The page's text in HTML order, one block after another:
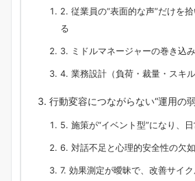
2. 従業員の“表面的な声”だけを
る
3. ミドルマネージャーの巻き込
4. 業務設計（負荷・裁量・スキ
行動変容につながらない“運用の
5. 施策が“イベント型”になり、
6. 対話不足と心理的安全性の欠如
7. 効果測定が曖昧で、改善サイ